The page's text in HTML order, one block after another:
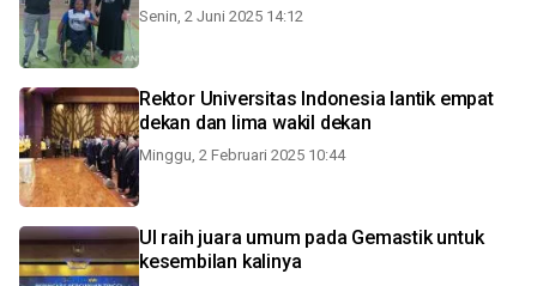
Senin, 2 Juni 2025 14:12
Rektor Universitas Indonesia lantik empat
dekan dan lima wakil dekan
Minggu, 2 Februari 2025 10:44
UI raih juara umum pada Gemastik untuk
kesembilan kalinya